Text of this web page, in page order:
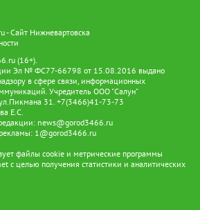
Сайт Нижневартовска
(16+).
Эл № ФС77-66798 от 15.08.2016 выдано
в сфере связи, информационных
Учредитель ООО "Салун"
31. +7(3466)41-73-73
Е.С.
news@gorod3466.ru
1@gorod3466.ru
файлы cookie и метрические программы
с целью получения статистики и аналитических